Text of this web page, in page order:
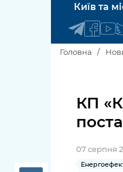
Київ та
Головна
КП
07 серпня